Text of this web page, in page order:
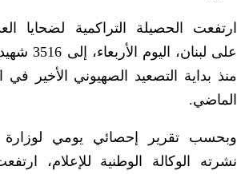
ارتفعت الحصيلة التراكمية لضحايا
منذ بداية التصعيد الصهيوني الأخير
الماضي.
وبحسب تقرير إحصائي يومي لوزارة
نشرته الوكالة الوطنية للإعلام،